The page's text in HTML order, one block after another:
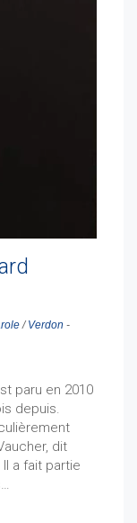
/ Verdon -
paru en 2010
depuis.
dit
a fait partie